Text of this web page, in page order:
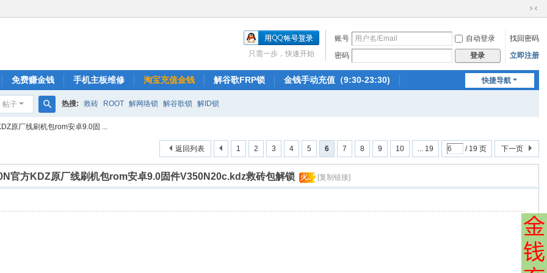
切
到
窄
账号 自动登录
找回密码
密码
登录 立即注册
只需一步，快速开始
快捷导航
免费赚金钱 手机主板维修 淘宝充值金钱 解谷歌FRP锁 金钱手动充值（9:30-23:30)
帖子
搜
热搜: 救砖 ROOT 解网络锁 解谷歌锁 解ID锁
原厂线刷机包rom安卓9.0固 ...
1 2 3 4 5 6 7 8 9 10 ... 19 / 19 页 下一页
返回列表
官方KDZ原厂线刷机包rom安卓9.0固件V350N20c.kdz救砖包解锁 火.. [复制链接]